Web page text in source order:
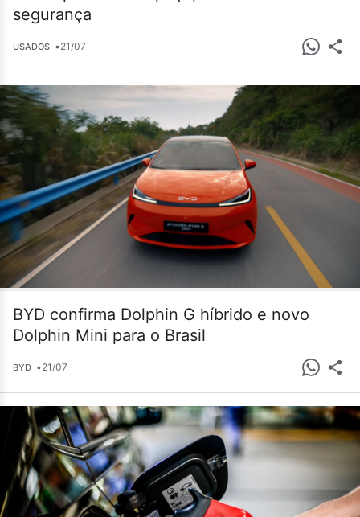
segurança
USADOS •21/07
BYD confirma Dolphin G híbrido e novo
Dolphin Mini para o Brasil
BYD •21/07